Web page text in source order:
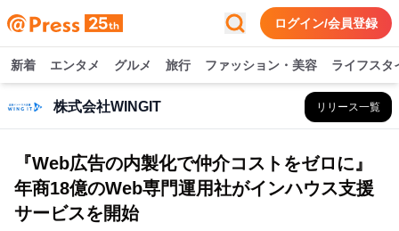
ログイン/会員登録
新着 エンタメ グルメ 旅行 ファッション・美容 ライフスタ
株式会社WINGIT リリース一覧
『Web広告の内製化で仲介コストをゼロに』
年商18億のWeb専門運用社がインハウス支援
サービスを開始